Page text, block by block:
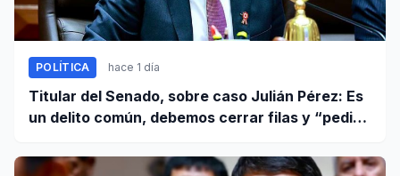
POLÍTICA hace 1 día
Titular del Senado, sobre caso Julián Pérez: Es
un delito común, debemos cerrar filas y “pedir